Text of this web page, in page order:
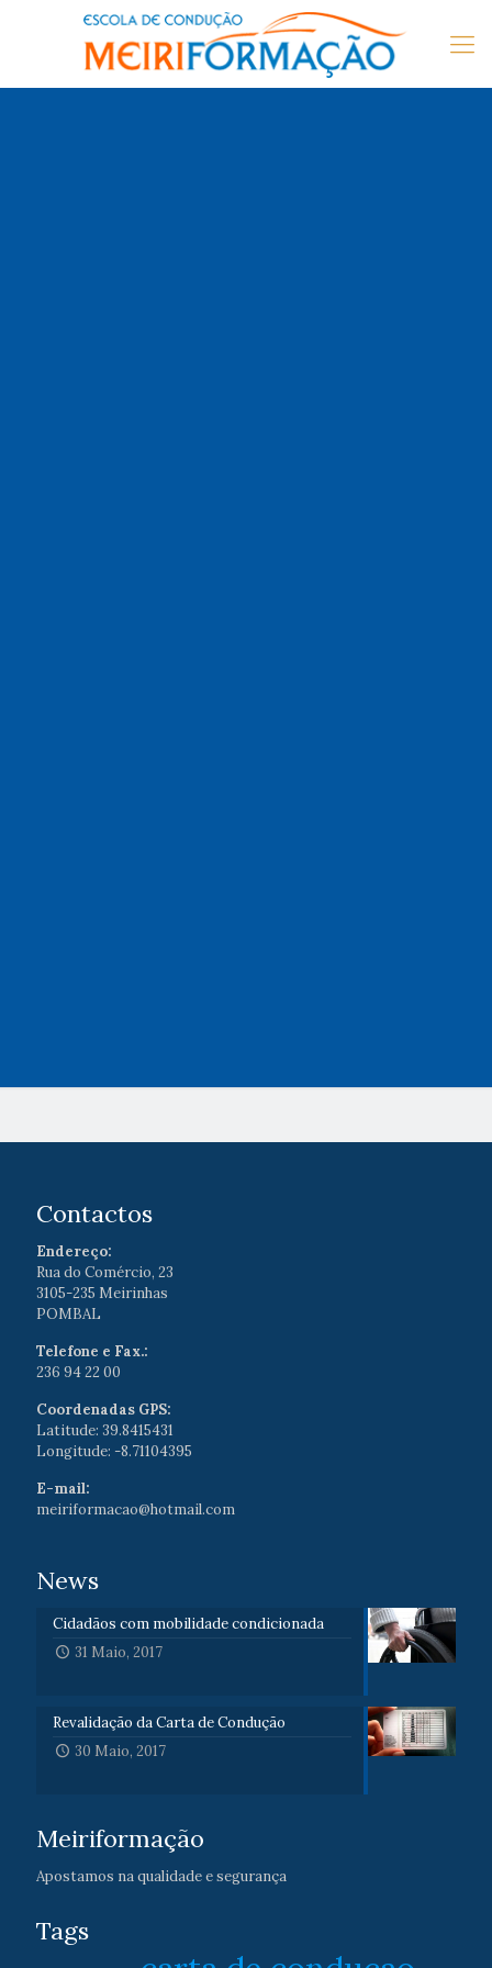
Contactos
Endereço:
Rua do Comércio, 23
3105-235 Meirinhas
POMBAL
Telefone e Fax.:
236 94 22 00
Coordenadas GPS:
Latitude: 39.8415431
Longitude: -8.71104395
E-mail:
meiriformacao@hotmail.com
News
Cidadãos com mobilidade condicionada
31 Maio, 2017
Revalidação da Carta de Condução
30 Maio, 2017
Meiriformação
Apostamos na qualidade e segurança
Tags